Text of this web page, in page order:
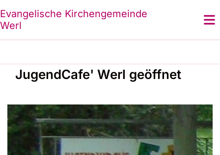
Evangelische Kirchengemeinde
Werl
JugendCafe' Werl geöffnet